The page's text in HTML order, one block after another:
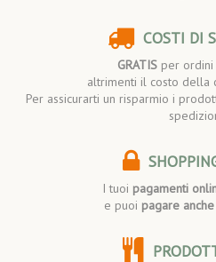
COSTI DI
GRATISper ordini
altrimenti il costo della
Per assicurarti un risparmio i
I tuoi pagamenti
e puoi pagare